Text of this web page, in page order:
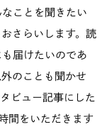
ことを聞きたい
さらいします。読
届けたいのであ
のことも聞かせ
ビュー記事にした
間をいただきます